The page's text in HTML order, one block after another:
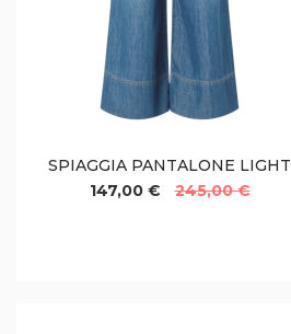
SPIAGGIA PANTALONE LIGHT
147,00 €
245,00 €